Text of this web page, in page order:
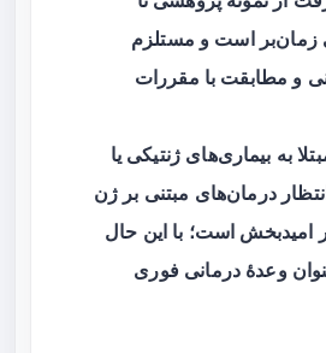
زمان‌بر است و مستلزم
و مطابقت با مقررات
به بیماری‌های ژنتیکی یا
درمان‌های مبتنی بر ژن
امیدبخش است؛ با این حال
وعدهٔ درمانی فوری